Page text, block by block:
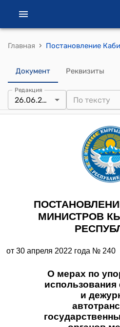
Главная ›
Документ Реквизиты
Редакция
26.06.2026